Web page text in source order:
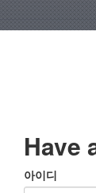
Have
아이디